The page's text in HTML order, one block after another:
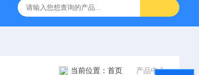
和肌肉刺激理疗仪 飞利浦半自动体外除颤仪 FRX （
当前位置： 首页 产品中心